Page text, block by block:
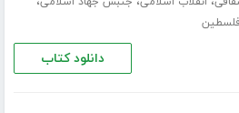
دانلود کتاب